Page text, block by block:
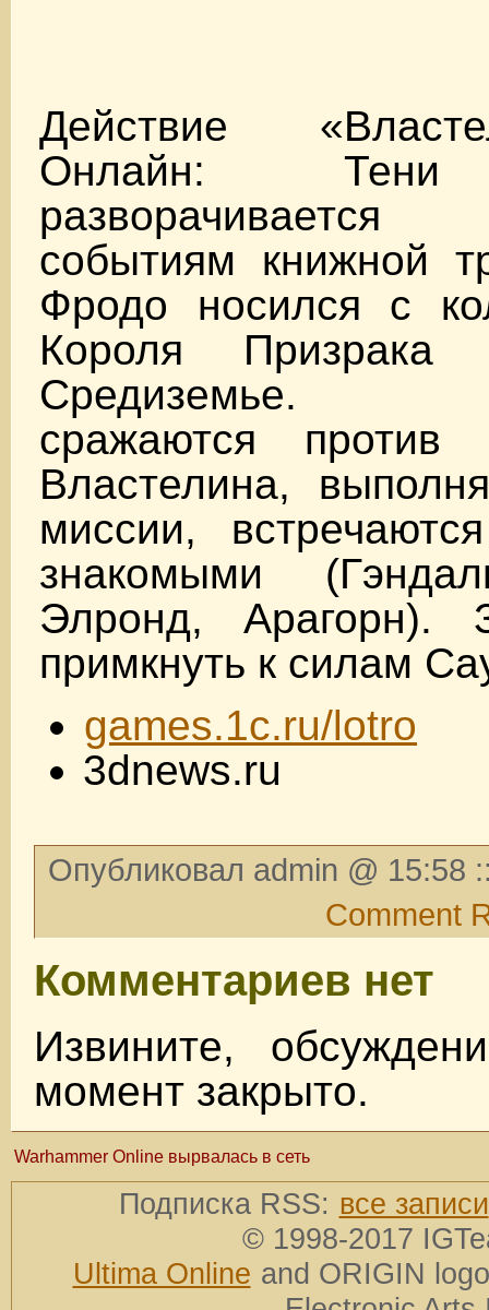
Действие
Онлайн: Тени
разворачивается
событиям книжной
Фродо носился с
Короля Призрака
Средиземье.
сражаются против
Властелина,
миссии,
знакомыми
Элронд, Арагорн).
примкнуть к силам
games.1c.ru/lotro
3dnews.ru
Опубликовал admin @ 15:58
Comment
Комментариев нет
Извините,
момент закрыто.
Warhammer Online вырвалась в сеть
Подписка RSS: все записи
© 1998-2017
Ultima Online and ORIGIN